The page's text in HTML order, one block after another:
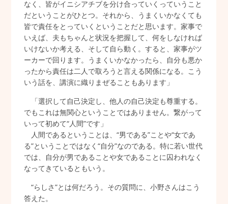
なく、皆がイニシアチブを分け合っていくっていうこと
だということがひとつ。それから、うまくいかなくても
皆で責任をとっていくということだと思います。家事で
いえば、夫もちゃんと状況を把握して、何をしなければ
いけないか考える、そして自ら動く。すると、家事がツ
ーカーで回ります。うまくいかなかったら、自分も悪か
ったから責任は二人で取ろうと言える関係になる。こう
いう話を、講演に織りまぜることもあります」
「選択して自己決定し、他人の自己決定も尊重する。
でもこれは無関心ということではありません。繋がって
いって初めて“人間”です」
人間であるということは、“男である”ことや“女であ
る”ということではなく“自分”なのである。特に若い世代
では、自分が男であることや女であることに囚われなく
なってきているともいう。
“らしさ”とは何だろう。その質問に、小野さんはこう
答えた。